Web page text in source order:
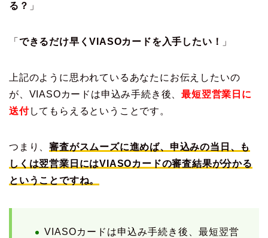
る？ 」
「 できるだけ早くVIASOカードを入手したい！ 」
上記のように思われているあなたにお伝えしたいの
が、VIASOカードは申込み手続き後、最短翌営業日に
送付してもらえるということです。
つまり、審査がスムーズに進めば、申込みの当日、も
しくは翌営業日にはVIASOカードの審査結果が分かる
ということですね。
VIASOカードは申込み手続き後、最短翌営